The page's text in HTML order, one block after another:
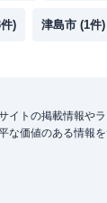
件) 津島市 (1件)
トの掲載情報や
価値のある情報